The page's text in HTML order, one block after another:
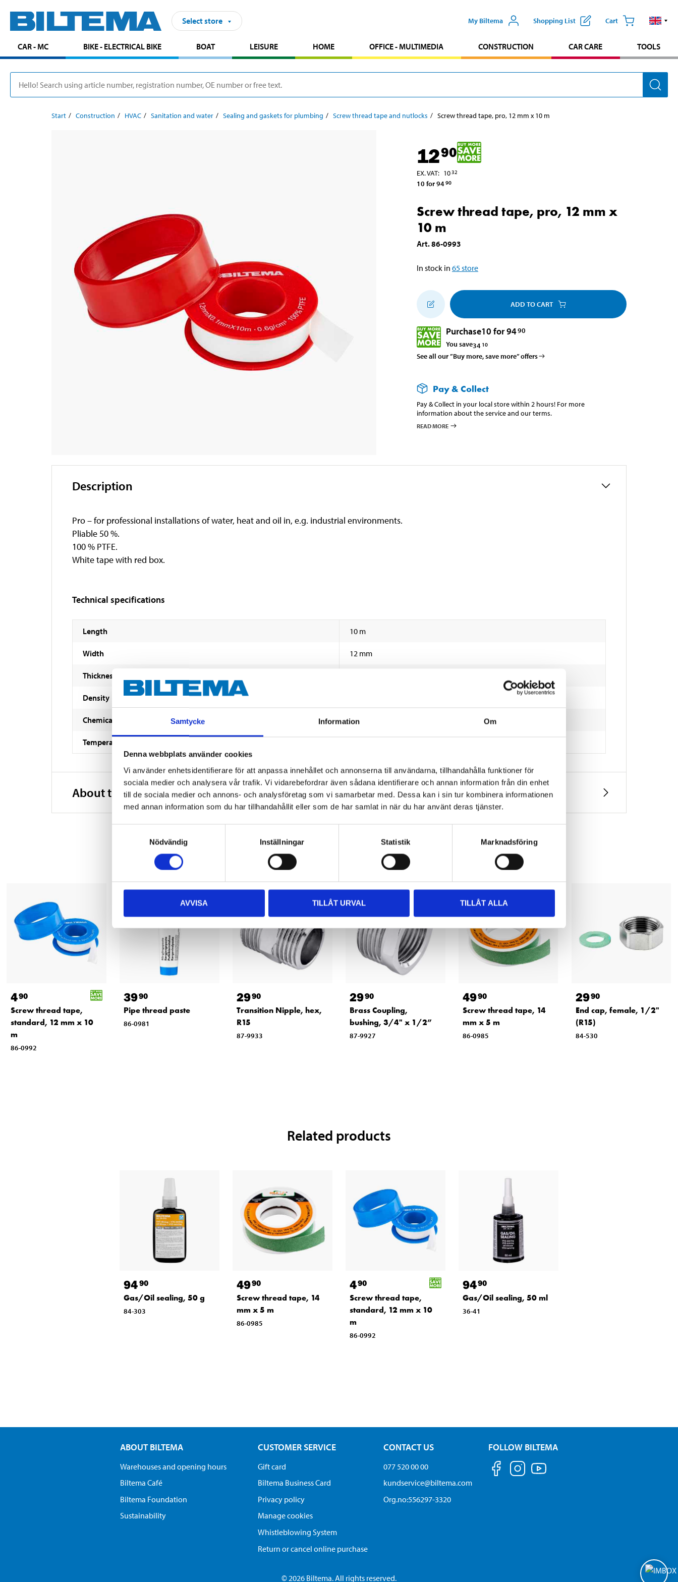
Samtycke Information Om
Denna webbplats använder cookies
Vi använder enhetsidentifierare för att anpassa innehållet och annonserna till användarna, tillhandahålla funktioner för
sociala medier och analysera vår trafik. Vi vidarebefordrar även sådana identifierare och annan information från din enhet
till de sociala medier och annons- och analysföretag som vi samarbetar med. Dessa kan i sin tur kombinera informationen
med annan information som du har tillhandahållit eller som de har samlat in när du har använt deras tjänster.
Nödvändig
Inställningar Statistik Marknadsföring
AVVISA TILLÅT URVAL TILLÅT ALLA
Select store My Biltema Shopping List Cart
CAR - MC BIKE - ELECTRICAL BIKE BOAT LEISURE HOME OFFICE - MULTIMEDIA CONSTRUCTION CAR CARE TOOLS
Start Construction HVAC Sanitation and water Sealing and gaskets for plumbing Screw thread tape and nutlocks Screw thread tape, pro, 12 mm x 10 m
1290
EX. VAT: 1032
10 for 9490
Screw thread tape, pro, 12 mm x
10 m
Art.86-0993
In stock in 65store
ADD TO CART
Purchase10 for 9490
You save34 10
See all our ”Buy more, save more” offers
Pay & Collect
Pay & Collect in your local store within 2 hours! For more
information about the service and our terms.
READ MORE
Description
Pro – for professional installations of water, heat and oil in, e.g. industrial environments.
Pliable 50 %.
100 % PTFE.
White tape with red box.
Technical specifications
Length 10 m
Width 12 mm
Thickness
Density
Chemical resistance pH 0 – 14
Temperature range
About the manufacturer
Other customers also bought
490
Screw thread tape,
standard, 12 mm x 10
m
86-0992
3990
Pipe thread paste
86-0981
2990
Transition Nipple, hex,
R15
87-9933
2990
Brass Coupling,
bushing, 3/4" x 1/2”
87-9927
4990
Screw thread tape, 14
mm x 5 m
86-0985
2990
End cap, female, 1/2"
(R15)
84-530
Related products
9490
Gas/Oil sealing, 50 g
84-303
4990
Screw thread tape, 14
mm x 5 m
86-0985
490
Screw thread tape,
standard, 12 mm x 10
m
86-0992
9490
Gas/Oil sealing, 50 ml
36-41
ABOUT BILTEMA
Warehouses and opening hours
Biltema Café
Biltema Foundation
Sustainability
CUSTOMER SERVICE
Gift card
Biltema Business Card
Privacy policy
Manage cookies
Whistleblowing System
Return or cancel online purchase
CONTACT US
077 520 00 00
kundservice@biltema.com
Org.no:556297-3320
FOLLOW BILTEMA
© 2026 Biltema. All rights reserved.